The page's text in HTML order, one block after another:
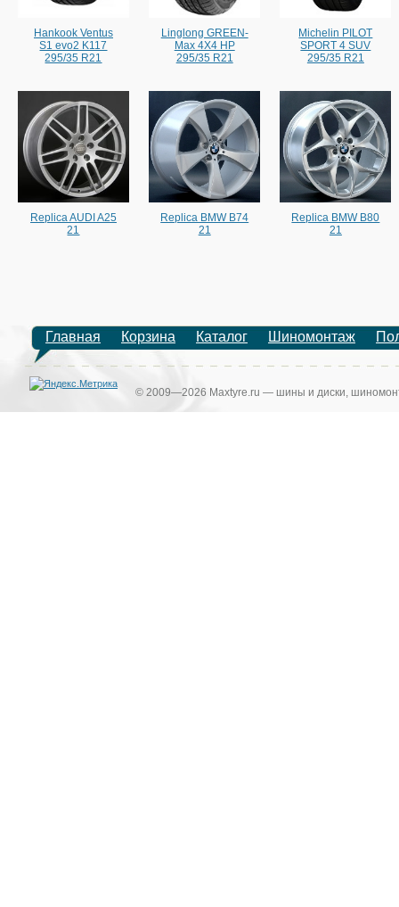
Hankook Ventus
S1 evo2 K117
295/35 R21
Linglong GREEN-
Max 4X4 HP
295/35 R21
Michelin PILOT
SPORT 4 SUV
295/35 R21
Replica AUDI A25
21
Replica BMW B74
21
Replica BMW B80
21
Главная Корзина Каталог Шиномонтаж
© 2009—2026 Maxtyre.ru — шины и диски,